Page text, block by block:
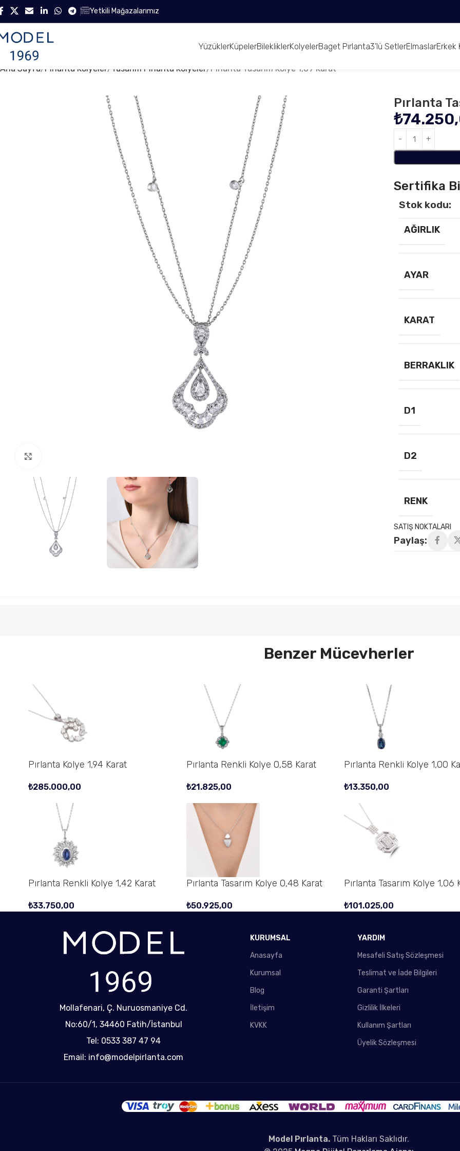
Yetkili Mağazalarımız
YüzüklerKüpelerBilekliklerKolyelerBaget Pırlanta3’lü SetlerElmaslarErkek
Ana Sayfa Pırlanta Kolyeler Tasarım Pırlanta Kolyeler Pırlanta Tasarım Kolye 1,09 Karat
Pırlanta
₺
Sertifika
Stok kodu:
AĞIRLIK
AYAR
KARAT
BERRAKLIK
D1
D2
RENK
SATIŞ NOKTALARI
Paylaş:
Benzer Mücevherler
Pırlanta Kolye 1,94 Karat
₺285.000,00
Pırlanta Renkli Kolye 0,58 Karat
₺21.825,00
Pırlanta Renkli Kolye 1,00
₺13.350,00
Pırlanta Renkli Kolye 1,42 Karat
₺33.750,00
Pırlanta Tasarım Kolye 0,48 Karat
₺50.925,00
Pırlanta Tasarım Kolye 1,06
₺101.025,00
Mollafenari, Ç. Nuruosmaniye Cd.
No:60/1, 34460 Fatih/İstanbul
Tel: 0533 387 47 94
Email: info@modelpirlanta.com
KURUMSAL
Anasayfa
Kurumsal
Blog
İletişim
KVKK
YARDIM
Mesafeli Satış Sözleşmesi
Teslimat ve İade Bilgileri
Garanti Şartları
Gizlilik İlkeleri
Kullanım Şartları
Üyelik Sözleşmesi
Model Pırlanta.Tüm Hakları Saklıdır.